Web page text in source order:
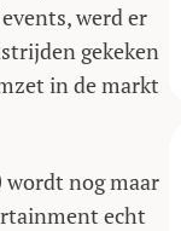
werd er
gekeken
in de markt
wordt nog maar
echt